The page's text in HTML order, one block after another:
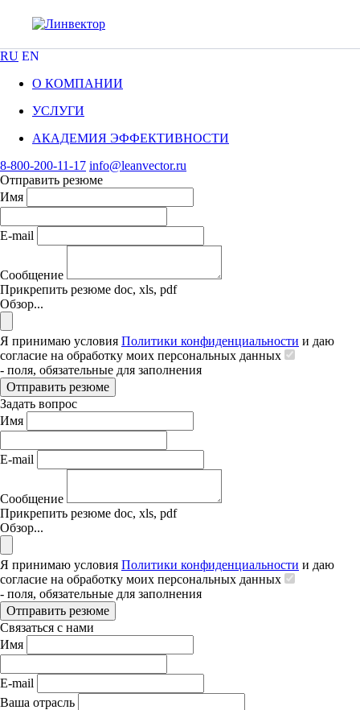
RU EN
О КОМПАНИИ
УСЛУГИ
АКАДЕМИЯ ЭФФЕКТИВНОСТИ
8-800-200-11-17 info@leanvector.ru
Отправить резюме
Имя
E-mail
Сообщение
Прикрепить резюме doc, xls, pdf
Обзор...
Я принимаю условия Политики конфиденциальности и даю
согласие на обработку моих персональных данных
- поля, обязательные для заполнения
Отправить резюме
Задать вопрос
Имя
E-mail
Сообщение
Прикрепить резюме doc, xls, pdf
Обзор...
Я принимаю условия Политики конфиденциальности и даю
согласие на обработку моих персональных данных
- поля, обязательные для заполнения
Отправить резюме
Связаться с нами
Имя
E-mail
Ваша отрасль